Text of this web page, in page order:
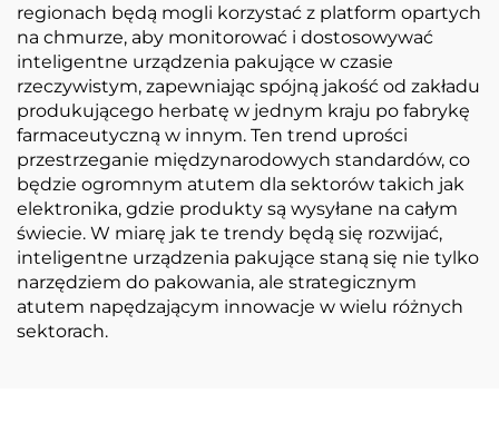
regionach będą mogli korzystać z platform opartych
na chmurze, aby monitorować i dostosowywać
inteligentne urządzenia pakujące w czasie
rzeczywistym, zapewniając spójną jakość od zakładu
produkującego herbatę w jednym kraju po fabrykę
farmaceutyczną w innym. Ten trend uprości
przestrzeganie międzynarodowych standardów, co
będzie ogromnym atutem dla sektorów takich jak
elektronika, gdzie produkty są wysyłane na całym
świecie. W miarę jak te trendy będą się rozwijać,
inteligentne urządzenia pakujące staną się nie tylko
narzędziem do pakowania, ale strategicznym
atutem napędzającym innowacje w wielu różnych
sektorach.